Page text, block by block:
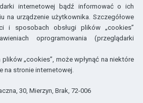
internetowej bądź informować o ich
na urządzenie użytkownika. Szczegółowe
i sposobach obsługi plików „cookies”
oprogramowania (przeglądarki
„cookies”, może wpłynąć na niektóre
na stronie internetowej.
30, Mierzyn, Brak, 72-006